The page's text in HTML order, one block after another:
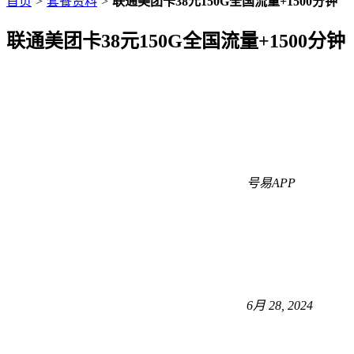
联通美团卡38元150G全国流量+1500分钟
号易APP
6月 28, 2024